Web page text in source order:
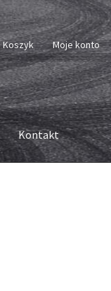
Koszyk Moje konto
Kontakt